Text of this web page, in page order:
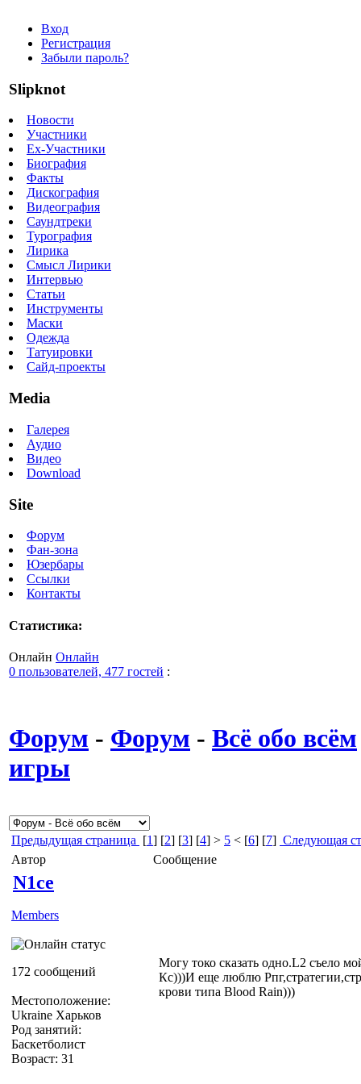
Вход
Регистрация
Забыли пароль?
Slipknot
Новости
Участники
Ex-Участники
Биография
Факты
Дискография
Видеография
Саундтреки
Турография
Лирика
Смысл Лирики
Интервью
Статьи
Инструменты
Маски
Одежда
Татуировки
Сайд-проекты
Media
Галерея
Аудио
Видео
Download
Site
Форум
Фан-зона
Юзербары
Ссылки
Контакты
Статистика:
Онлайн Онлайн
0 пользователей, 477 гостей :
Форум - Форум - Всё обо всём
игры
Предыдущая страница [1] [2] [3] [4] > 5 < [6] [7] Следующая
Автор
Сообщение
N1ce
Members
172 сообщений
Местоположение:
Ukraine Харьков
Род занятий:
Баскетболист
Возраст: 31
Могу токо сказать одно.L2 съело
Кс)))И еще люблю
крови типа Blood Rain)))